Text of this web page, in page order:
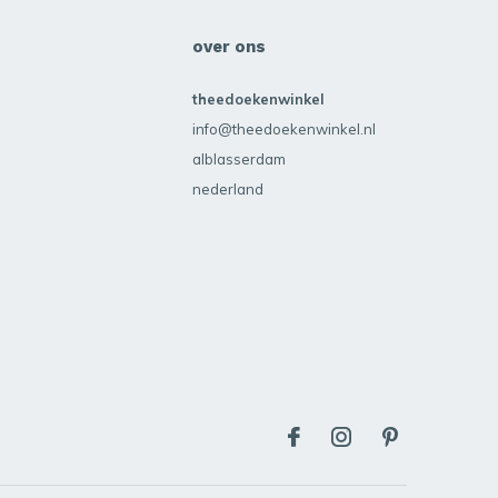
over ons
theedoekenwinkel
info@theedoekenwinkel.nl
alblasserdam
nederland